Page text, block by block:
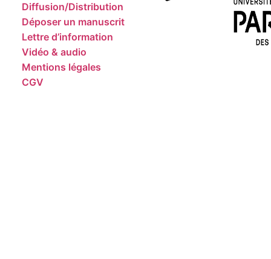
Diffusion/Distribution
Déposer un manuscrit
Lettre d’information
Vidéo & audio
Mentions légales
CGV